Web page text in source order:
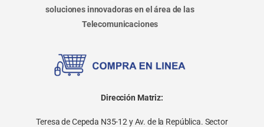
soluciones innovadoras en el área de las
Telecomunicaciones
Dirección Matriz:
Teresa de Cepeda N35-12 y Av. de la República. Sector